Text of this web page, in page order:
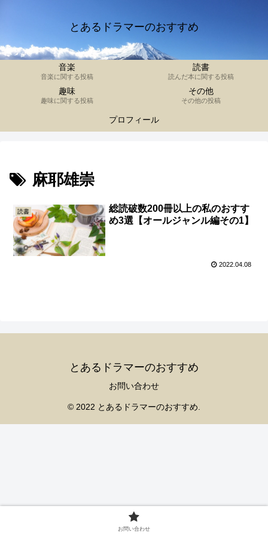
とあるドラマーのおすすめ
音楽
音楽に関する投稿
読書
読んだ本に関する投稿
趣味
趣味に関する投稿
その他
その他の投稿
プロフィール
麻耶雄崇
読書
総読破数200冊以上の私のおすす
め3選【オールジャンル編その1】
2022.04.08
とあるドラマーのおすすめ
お問い合わせ
© 2022 とあるドラマーのおすすめ.
お問い合わせ